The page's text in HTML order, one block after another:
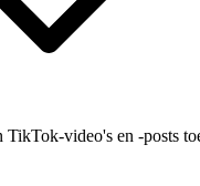
TikTok-video's en -posts